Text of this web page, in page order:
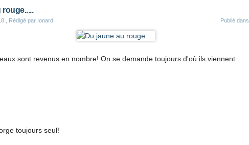
rouge.....
, Rédigé par Ionard Publié dans
sont revenus en nombre! On se demande toujours d'où ils viennent....
toujours seul!